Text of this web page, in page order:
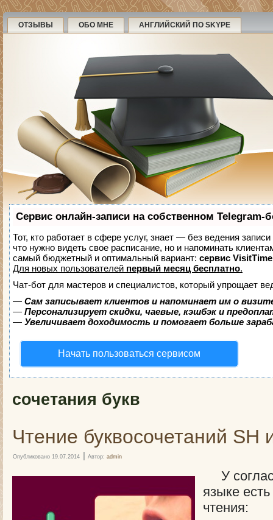
ОТЗЫВЫ ОБО МНЕ АНГЛИЙСКИЙ ПО SKYPE
Сервис онлайн-записи на собственном Telegram-
Тот, кто работает в сфере услуг, знает — без ведения
что нужно видеть свое расписание, но и напоминать
самый бюджетный и оптимальный вариант: сервис
Для новых пользователей первый месяц бесплатно.
Чат-бот для мастеров и специалистов, который упрощает
— Сам записывает клиентов и напоминает им о
— Персонализирует скидки, чаевые, кэшбэк и
— Увеличивает доходимость и помогает больше
Начать пользоваться сервисом
сочетания букв
Чтение буквосочетаний SH
Опубликовано 19.07.2014 | Автор: admin
У
языке
чтения: